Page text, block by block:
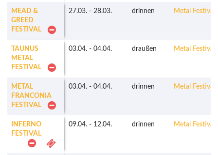
MEAD &
GREED
FESTIVAL
27.03. - 28.03. drinnen Metal Festivals
TAUNUS
METAL
FESTIVAL
03.04. - 04.04. draußen Metal Festivals
METAL
FRANCONIA
FESTIVAL
03.04. - 04.04. drinnen Metal Festivals
INFERNO
FESTIVAL
09.04. - 12.04. drinnen Metal Festivals